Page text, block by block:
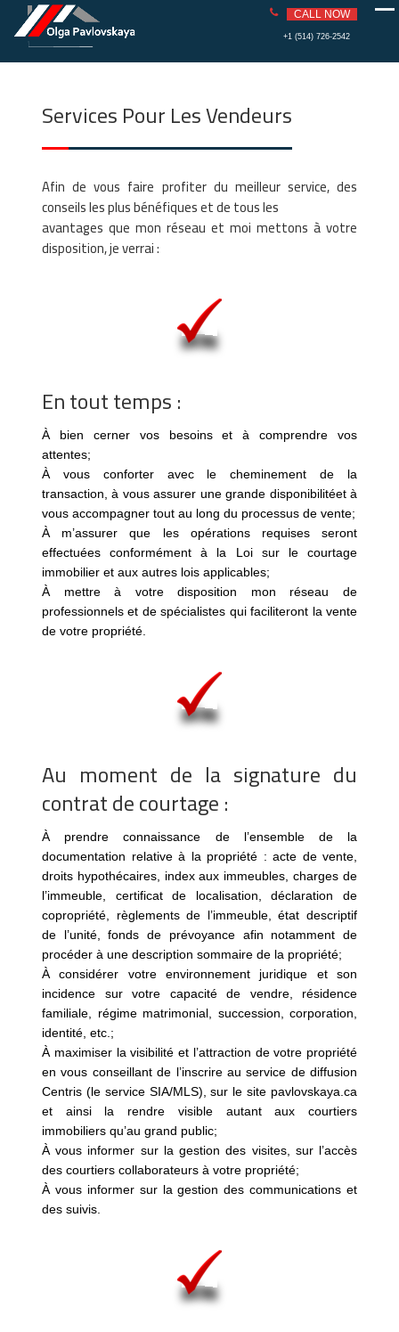
Skip
PAVLOVS
KAYA
REAL ESTATE CALL NOW
+1 (514) 726-2542
Services Pour Les Vendeurs
Afin de vous faire profiter du meilleur service, des
conseils les plus bénéfiques et de tous les
avantages que mon réseau et moi mettons à votre
disposition, je verrai :
En tout temps :
À bien cerner vos besoins et à comprendre vos
attentes;
À vous conforter avec le cheminement de la
transaction, à vous assurer une grande disponibilitéet à
vous accompagner tout au long du processus de vente;
À m’assurer que les opérations requises seront
effectuées conformément à la Loi sur le courtage
immobilier et aux autres lois applicables;
À mettre à votre disposition mon réseau de
professionnels et de spécialistes qui faciliteront la vente
de votre propriété.
Au moment de la signature du
contrat de courtage :
À prendre connaissance de l’ensemble de la
documentation relative à la propriété : acte de vente,
droits hypothécaires, index aux immeubles, charges de
l’immeuble, certificat de localisation, déclaration de
copropriété, règlements de l’immeuble, état descriptif
de l’unité, fonds de prévoyance afin notamment de
procéder à une description sommaire de la propriété;
À considérer votre environnement juridique et son
incidence sur votre capacité de vendre, résidence
familiale, régime matrimonial, succession, corporation,
identité, etc.;
À maximiser la visibilité et l’attraction de votre propriété
en vous conseillant de l’inscrire au service de diffusion
Centris (le service SIA/MLS), sur le site pavlovskaya.ca
et ainsi la rendre visible autant aux courtiers
immobiliers qu’au grand public;
À vous informer sur la gestion des visites, sur l’accès
des courtiers collaborateurs à votre propriété;
À vous informer sur la gestion des communications et
des suivis.